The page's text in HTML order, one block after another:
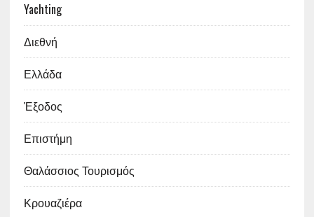
Yachting
Διεθνή
Ελλάδα
Έξοδος
Επιστήμη
Θαλάσσιος Τουρισμός
Κρουαζιέρα